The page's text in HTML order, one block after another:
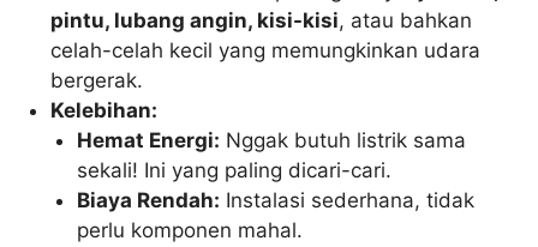
pintu, lubang angin, kisi-kisi, atau bahkan
celah-celah kecil yang memungkinkan udara
bergerak.
Kelebihan:
Hemat Energi: Nggak butuh listrik sama
sekali! Ini yang paling dicari-cari.
Biaya Rendah: Instalasi sederhana, tidak
perlu komponen mahal.